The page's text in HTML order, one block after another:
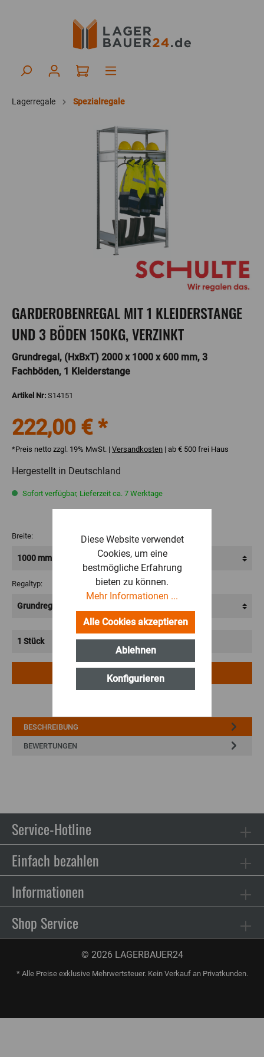
Lagerregale Spezialregale
GARDEROBENREGAL MIT 1 KLEIDERSTANGE
UND 3 BÖDEN 150KG, VERZINKT
Grundregal, (HxBxT) 2000 x 1000 x 600 mm, 3
Fachböden, 1 Kleiderstange
Artikel Nr: S14151
222,00 € *
*Preis netto zzgl. 19% MwSt. | Versandkosten | ab € 500 frei Haus
Hergestellt in Deutschland
Sofort verfügbar, Lieferzeit ca. 7 Werktage
Breite:
Regaltyp:
IN DEN WARENKORB
BESCHREIBUNG
BEWERTUNGEN
Service-Hotline
Einfach bezahlen
Informationen
Shop Service
© 2026 LAGERBAUER24
* Alle Preise exklusive Mehrwertsteuer. Kein Verkauf an Privatkunden.
Diese Website verwendet
Cookies, um eine
bestmögliche Erfahrung
bieten zu können.
Mehr Informationen ...
Ablehnen
Konfigurieren
Alle Cookies akzeptieren